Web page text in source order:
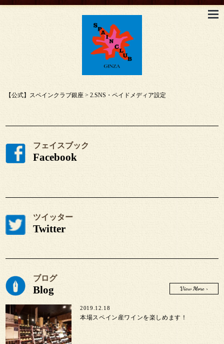
【公式】スペインクラブ銀座 >2.SNS・ペイドメディア設定
フェイスブック
Facebook
ツイッター
Twitter
ブログ
Blog View More >
2019.12.18
本場スペイン産ワインを楽しめます！